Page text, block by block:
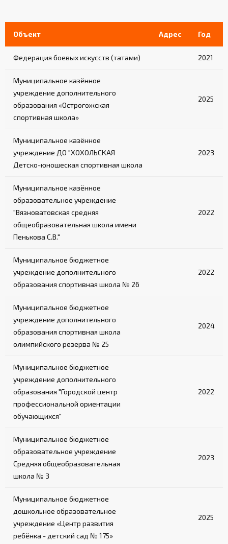
Объект Адрес Год
Федерация боевых искусств (татами) 2021
Муниципальное казённое
учреждение дополнительного
образования «Острогожская
спортивная школа»
2025
Муниципальное казённое
учреждение ДО "ХОХОЛЬСКАЯ
Детско-юношеская спортивная школа
2023
Муниципальное казённое
образовательное учреждение
"Вязноватовская средняя
общеобразовательная школа имени
Пенькова С.В."
2022
Муниципальное бюджетное
учреждение дополнительного
образования спортивная школа № 26
2022
Муниципальное бюджетное
учреждение дополнительного
образования спортивная школа
олимпийского резерва № 25
2024
Муниципальное бюджетное
учреждение дополнительного
образования "Городской центр
профессиональной ориентации
обучающихся"
2022
Муниципальное бюджетное
образовательное учреждение
Средняя общеобразовательная
школа № 3
2023
Муниципальное бюджетное
дошкольное образовательное
учреждение «Центр развития
ребёнка - детский сад № 175»
2025